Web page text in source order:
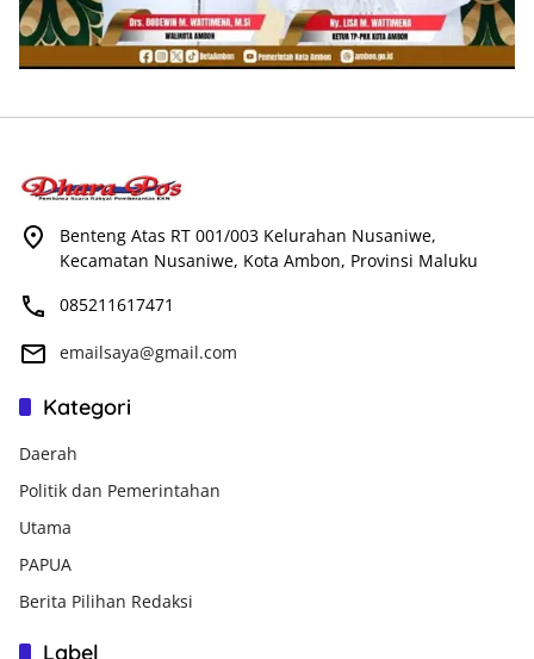
Benteng Atas RT 001/003 Kelurahan Nusaniwe,
Kecamatan Nusaniwe, Kota Ambon, Provinsi Maluku
085211617471
emailsaya@gmail.com
Kategori
Daerah
Politik dan Pemerintahan
Utama
PAPUA
Berita Pilihan Redaksi
Label